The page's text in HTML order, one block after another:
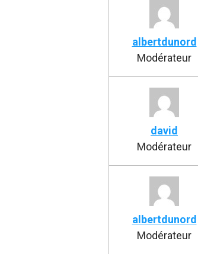
albertdunord
Modérateur
david
Modérateur
albertdunord
Modérateur